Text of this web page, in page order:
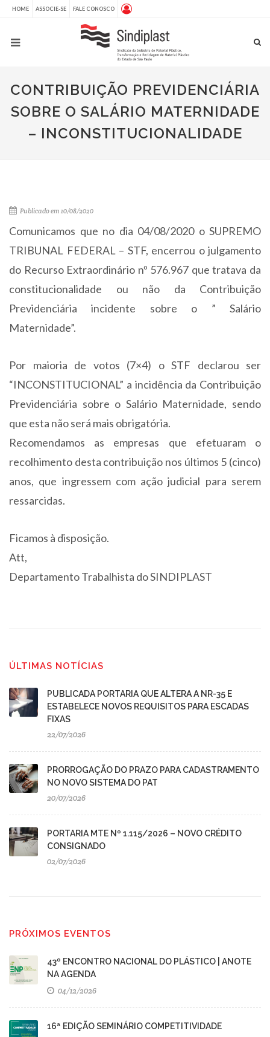
HOME ASSOCIE-SE FALE CONOSCO
CONTRIBUIÇÃO PREVIDENCIÁRIA
SOBRE O SALÁRIO MATERNIDADE
– INCONSTITUCIONALIDADE
Publicado em 10/08/2020
Comunicamos que no dia 04/08/2020 o SUPREMO
TRIBUNAL FEDERAL – STF, encerrou o julgamento
do Recurso Extraordinário nº 576.967 que tratava da
constitucionalidade ou não da Contribuição
Previdenciária incidente sobre o ” Salário
Maternidade”.
Por maioria de votos (7×4) o STF declarou ser
“INCONSTITUCIONAL” a incidência da Contribuição
Previdenciária sobre o Salário Maternidade, sendo
que esta não será mais obrigatória.
Recomendamos as empresas que efetuaram o
recolhimento desta contribuição nos últimos 5 (cinco)
anos, que ingressem com ação judicial para serem
ressarcidas.
Ficamos à disposição.
Att,
Departamento Trabalhista do SINDIPLAST
ÚLTIMAS NOTÍCIAS
PUBLICADA PORTARIA QUE ALTERA A NR-35 E
ESTABELECE NOVOS REQUISITOS PARA ESCADAS
FIXAS
22/07/2026
PRORROGAÇÃO DO PRAZO PARA CADASTRAMENTO
NO NOVO SISTEMA DO PAT
20/07/2026
PORTARIA MTE Nº 1.115/2026 – NOVO CRÉDITO
CONSIGNADO
02/07/2026
PRÓXIMOS EVENTOS
43º ENCONTRO NACIONAL DO PLÁSTICO | ANOTE
NA AGENDA
04/12/2026
16ª EDIÇÃO SEMINÁRIO COMPETITIVIDADE